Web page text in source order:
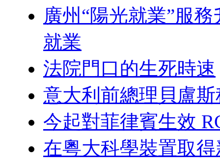
廣州“陽光就業”服
就業
法院門口的生死時速
意大利前總理貝盧
今起對菲律賓生效
在粵大科學裝置取